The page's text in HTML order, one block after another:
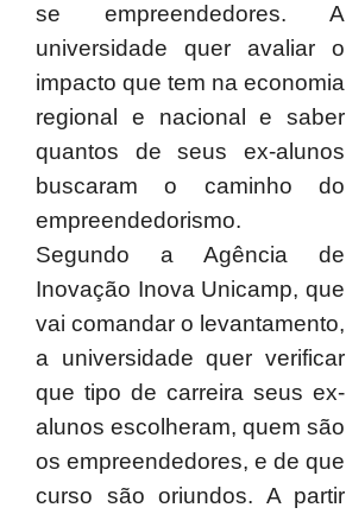
se empreendedores. A
universidade quer avaliar o
impacto que tem na economia
regional e nacional e saber
quantos de seus ex-alunos
buscaram o caminho do
empreendedorismo.
Segundo a Agência de
Inovação Inova Unicamp, que
vai comandar o levantamento,
a universidade quer verificar
que tipo de carreira seus ex-
alunos escolheram, quem são
os empreendedores, e de que
curso são oriundos. A partir